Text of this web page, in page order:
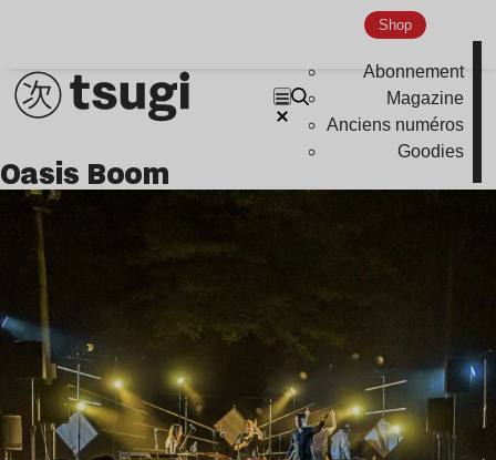
Shop
Abonnement
Magazine
Anciens numéros
Goodies
oasis Boom